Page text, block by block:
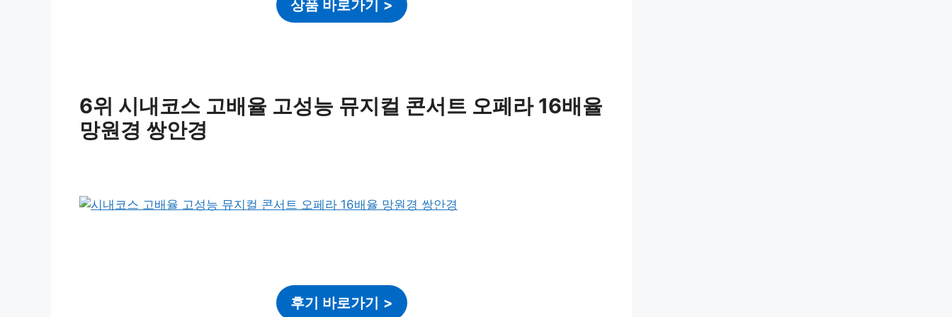
상품 바로가기 >
6위 시내코스 고배율 고성능 뮤지컬 콘서트 오페라 16배율
망원경 쌍안경
후기 바로가기 >